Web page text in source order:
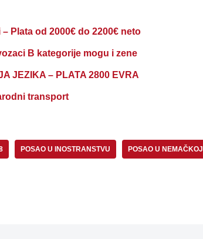
Plata od 2000€ do 2200€ neto
B kategorije mogu i zene
JEZIKA – PLATA 2800 EVRA
transport
POSAO U INOSTRANSTVU POSAO U NEMAČKOJ